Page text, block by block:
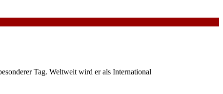
Tag. Weltweit wird er als International